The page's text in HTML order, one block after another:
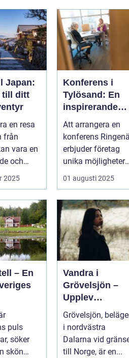
Japan:
till ditt
en resa
från
vara en
och
2025
Konferens i
Tylösand: En
inspirerande
plats för din
nästa
företagssamma
nkomst
Att arrangera en
konferens
erbjuder företag
unika möjligheter
att kombinera ...
01 augusti 2025
– En
puls
söker
skön
Vandra i
Grövelsjön –
Upplev
spektakulär
natur och
elser på nära
Grövelsjön,
i nordvästra
Dalarna vid
till Norge, är en...